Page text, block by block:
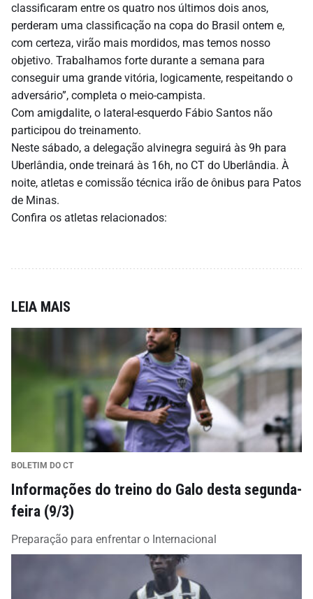
classificaram entre os quatro nos últimos dois anos,
perderam uma classificação na copa do Brasil ontem e,
com certeza, virão mais mordidos, mas temos nosso
objetivo. Trabalhamos forte durante a semana para
conseguir uma grande vitória, logicamente, respeitando o
adversário”, completa o meio-campista.
Com amigdalite, o lateral-esquerdo Fábio Santos não
participou do treinamento.
Neste sábado, a delegação alvinegra seguirá às 9h para
Uberlândia, onde treinará às 16h, no CT do Uberlândia. À
noite, atletas e comissão técnica irão de ônibus para Patos
de Minas.
Confira os atletas relacionados:
LEIA MAIS
BOLETIM DO CT
Informações do treino do Galo desta segunda-
feira (9/3)
Preparação para enfrentar o Internacional